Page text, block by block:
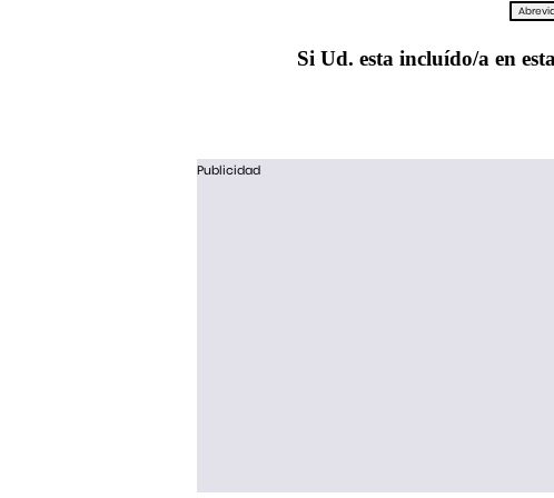
Si Ud. esta incluído/a en
Publicidad